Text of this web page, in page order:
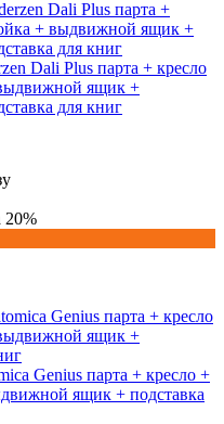
Dali Plus парта + кресло
ящик +
для книг
20%
Genius парта + кресло +
ящик + подставка